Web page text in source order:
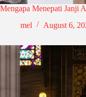
Mengapa Menepati Janji
mel
August 6,